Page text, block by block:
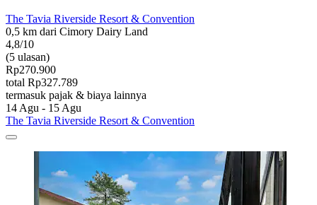
The Tavia Riverside Resort & Convention
0,5 km dari Cimory Dairy Land
4,8/10
(5 ulasan)
Rp270.900
total Rp327.789
termasuk pajak & biaya lainnya
14 Agu - 15 Agu
The Tavia Riverside Resort & Convention